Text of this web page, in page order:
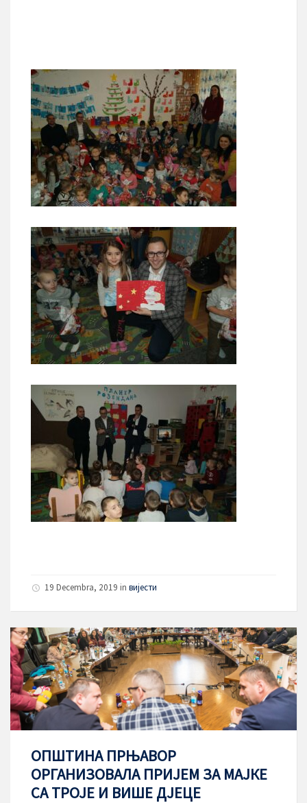
19 Decembra, 2019 in вијести
ОПШТИНА ПРЊАВОР
ОРГАНИЗОВАЛА ПРИЈЕМ ЗА МАЈКЕ
СА ТРОЈЕ И ВИШЕ ДЈЕЦЕ